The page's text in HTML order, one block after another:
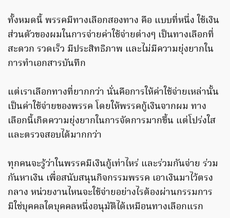
ทั้งหมดนี้ พรรคมีทางเลือกสองทาง คือ แบบที่หนึ่ง ใช้เงิน
ส่วนตัวของผมในการจ่ายค่าใช้จ่ายต่างๆ เป็นทางเลือกที่
สะดวก รวดเร็ว มีประสิทธิภาพ และไม่มีความยุ่งยากใน
การทำเอกสารบันทึก
แต่เราเลือกทางที่ยากกว่า นั่นคือการให้ค่าใช้จ่ายเหล่านั้น
เป็นค่าใช้จ่ายของพรรค โดยให้พรรคกู้เงินจากผม ทาง
เลือกนี้เกิดความยุ่งยากในการจัดการมากขึ้น แต่โปร่งใส
และตรวจสอบได้มากกว่า
ทุกคนจะรู้ว่าในพรรคมีเงินกู้เท่าไหร่ และร่วมกันจ่าย ร่วม
กันหาเงิน เพื่อสนับสนุนกิจกรรมพรรค เอาเงินมาไว้ตรง
กลาง หน่วยงานไหนจะใช้จ่ายอย่างไรต้องผ่านกรรมการ
มิใช่บุคคลใดบุคคลหนึ่งอนุมัติได้เหมือนทางเลือกแรก